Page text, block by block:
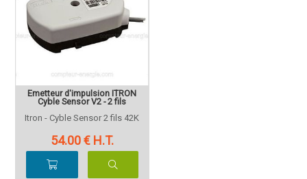
Emetteur d'impulsion ITRON
Cyble Sensor V2 - 2 fils
Itron - Cyble Sensor 2 fils 42K
54.00 € H.T.